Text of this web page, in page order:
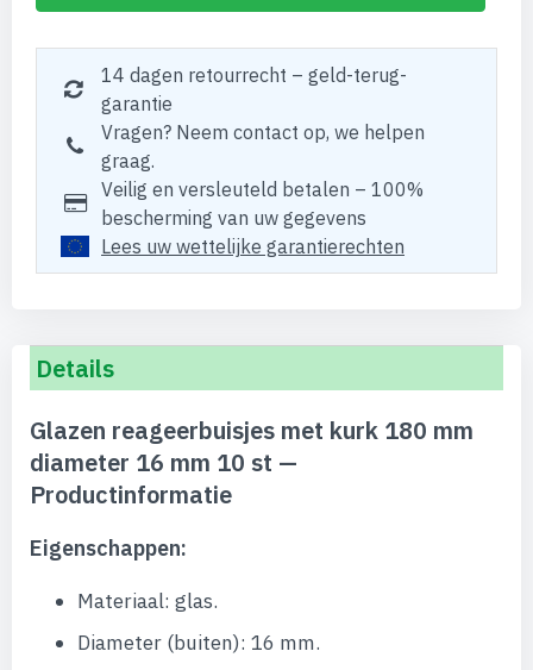
14 dagen retourrecht – geld-terug-
garantie
Vragen? Neem contact op, we helpen
graag.
Veilig en versleuteld betalen – 100%
bescherming van uw gegevens
Lees uw wettelijke garantierechten
Details
Glazen reageerbuisjes met kurk 180 mm
diameter 16 mm 10 st —
Productinformatie
Eigenschappen:
Materiaal: glas.
Diameter (buiten): 16 mm.